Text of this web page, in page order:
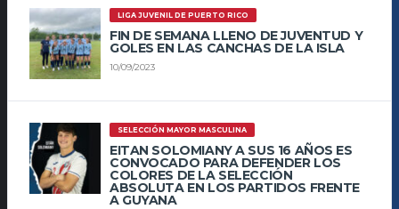
LIGA JUVENIL DE PUERTO RICO
FIN DE SEMANA LLENO DE JUVENTUD Y
GOLES EN LAS CANCHAS DE LA ISLA
10/09/2023
SELECCIÓN MAYOR MASCULINA
EITAN SOLOMIANY A SUS 16 AÑOS ES
CONVOCADO PARA DEFENDER LOS
COLORES DE LA SELECCIÓN
ABSOLUTA EN LOS PARTIDOS FRENTE
A GUYANA